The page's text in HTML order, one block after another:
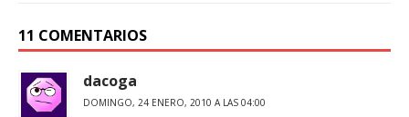
11 COMENTARIOS
dacoga
DOMINGO, 24 ENERO, 2010 A LAS 04:00